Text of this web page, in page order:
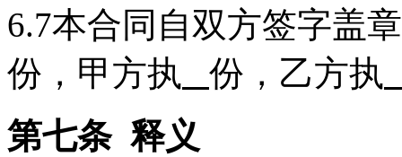
6.7本合同自双方签字盖
份，甲方执
份，乙方执
第七条 释义